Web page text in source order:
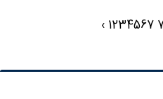
1234567
›